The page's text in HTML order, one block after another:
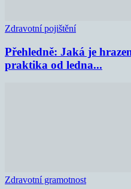
Zdravotní pojištění
Přehledně: Jaká je
praktika od ledna...
Zdravotní gramotnost